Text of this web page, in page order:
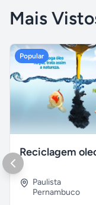
Mais
Popular
Reciclagem
Paulista
Pernambuco